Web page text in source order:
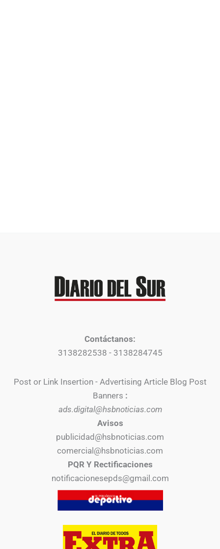
Contáctanos:
3138282538 - 3138284745
Post or Link Insertion - Advertising Article Blog Post
Banners :
ads.digital@hsbnoticias.com
Avisos
publicidad@hsbnoticias.com
comercial@hsbnoticias.com
PQR Y Rectificaciones
notificacionesepds@gmail.com